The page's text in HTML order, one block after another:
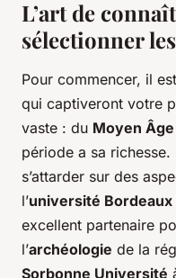
L’art de
sélectionner
Pour commencer, il
qui captiveront votre
vaste : du Moyen Âge
période a sa
s’attarder sur des
l’université Bordeaux
excellent partenaire
l’archéologie de la
Sorbonne Université